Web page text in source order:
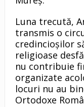
Luna trecută,
transmis o
credincioșilor
religioase
nu contribuie
organizate
locuri nu au
Ortodoxe